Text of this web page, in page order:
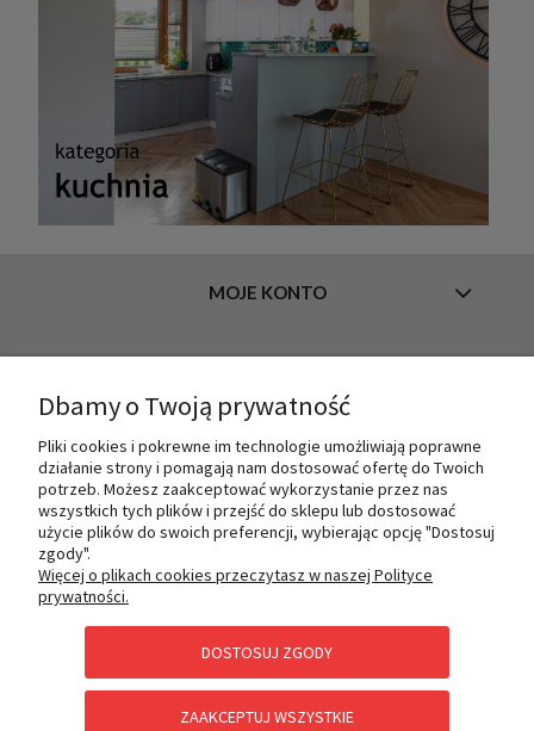
MOJE KONTO
O NAS
PŁATNOŚCI I DOSTAWA
POMOC
Dbamy o Twoją prywatność
Pliki cookies i pokrewne im technologie umożliwiają poprawne
działanie strony i pomagają nam dostosować ofertę do Twoich
potrzeb. Możesz zaakceptować wykorzystanie przez nas
wszystkich tych plików i przejść do sklepu lub dostosować
użycie plików do swoich preferencji, wybierając opcję "Dostosuj
zgody".
Więcej o plikach cookies przeczytasz w naszej Polityce
prywatności.
DOSTOSUJ ZGODY
ZAAKCEPTUJ WSZYSTKIE